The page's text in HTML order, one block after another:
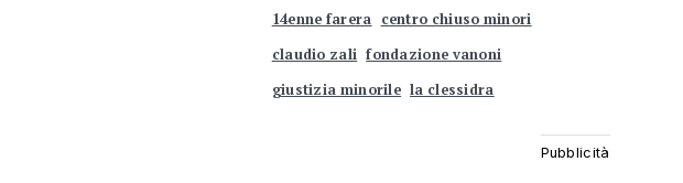
14enne farera centro chiuso minori
claudio zali fondazione vanoni
giustizia minorile la clessidra